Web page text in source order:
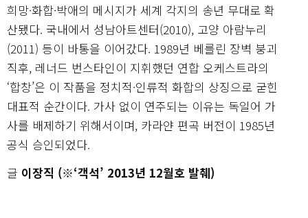
희망·화합·박애의 메시지가 세계 각지의 송년 무대로 확
산됐다. 국내에서 성남아트센터(2010), 고양 아람누리
(2011) 등이 바통을 이어갔다. 1989년 베를린 장벽 붕괴
직후, 레너드 번스타인이 지휘했던 연합 오케스트라의
‘합창’은 이 작품을 정치적·인류적 화합의 상징으로 굳힌
대표적 순간이다. 가사 없이 연주되는 이유는 독일어 가
사를 배제하기 위해서이며, 카라얀 편곡 버전이 1985년
공식 승인되었다.
글 이장직 (※‘객석’ 2013년 12월호 발췌)